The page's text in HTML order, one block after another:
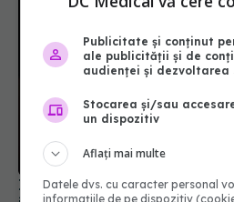
Imunoterapia
Publicitate și conținut
ale publicității și de
audienței și dezvoltarea
Stocarea și/sau
un dispozitiv
Aflați mai multe
Datele dvs. cu caracter personal
informațiile de pe dispozitiv